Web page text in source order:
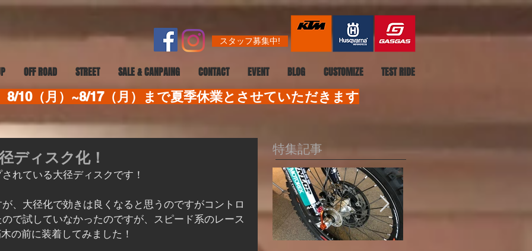
スタッフ募集中!
OFF ROAD STREET SALE & CANPAING CONTACT EVENT BLOG CUSTOMIZE TEST RIDE
8/10（月）~8/17（月）まで夏季休業とさせていただきます
ディスク化！
れている大径ディスクです！
、大径化で効きは良くなると思うのですがコントロ
で試していなかったのですが、スピード系のレース
の前に装着してみました！
特集記事